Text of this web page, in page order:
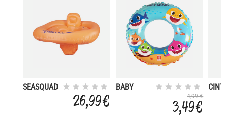
SEASQUAD
26,99 €
BABY
4,99 €
3,49 €
CINT